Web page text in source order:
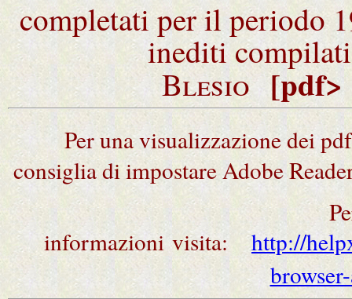
completati per il periodo
inediti
Blesio [pdf>
Per una visualizzazione dei
consiglia di impostare Adobe
informazioni visita:
http://